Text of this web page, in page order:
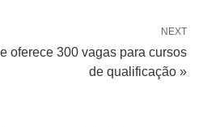
NEXT
oferece 300 vagas para cursos
de qualificação »